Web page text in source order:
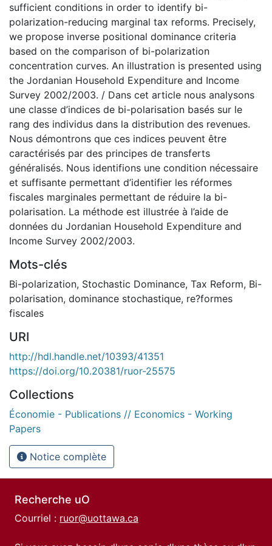
sufficient conditions in order to identify bi-
polarization-reducing marginal tax reforms. Precisely,
we propose inverse positional dominance criteria
based on the comparison of bi-polarization
concentration curves. An illustration is presented using
the Jordanian Household Expenditure and Income
Survey 2002/2003. / Dans cet article nous analysons
une classe d’indices de bi-polarisation basés sur le
rang des individus dans la distribution des revenues.
Nous démontrons que ces indices peuvent être
caractérisés par des principes de transferts
généralisés. Nous identifions une condition nécessaire
et suffisante permettant d’identifier les réformes
fiscales marginales permettant de réduire la bi-
polarisation. La méthode est illustrée à l’aide de
données du Jordanian Household Expenditure and
Income Survey 2002/2003.
Mots-clés
Bi-polarization, Stochastic Dominance, Tax Reform, Bi-
polarisation, dominance stochastique, re?formes
fiscales
URI
http://hdl.handle.net/10393/41351
https://doi.org/10.20381/ruor-25575
Collections
Économie - Publications // Economics - Working
Papers
Notice complète
Recherche uO
Courriel : ruor@uottawa.ca